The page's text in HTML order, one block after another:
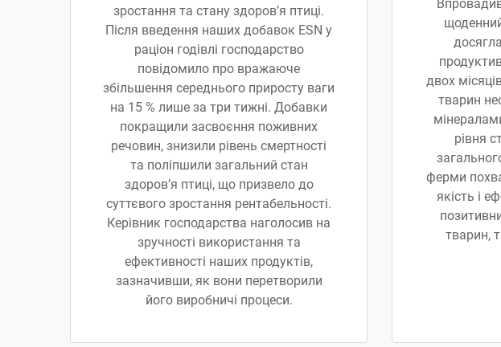
зростання та стану здоров’я птиці.
Після введення наших добавок ESN у
раціон годівлі господарство
повідомило про вражаюче
збільшення середнього приросту ваги
на 15 % лише за три тижні. Добавки
покращили засвоєння поживних
речовин, знизили рівень смертності
та поліпшили загальний стан
здоров’я птиці, що призвело до
суттєвого зростання рентабельності.
Керівник господарства наголосив на
зручності використання та
ефективності наших продуктів,
зазначивши, як вони перетворили
його виробничі процеси.
двох
тварин
рівня
ферми
якість і
тварин,